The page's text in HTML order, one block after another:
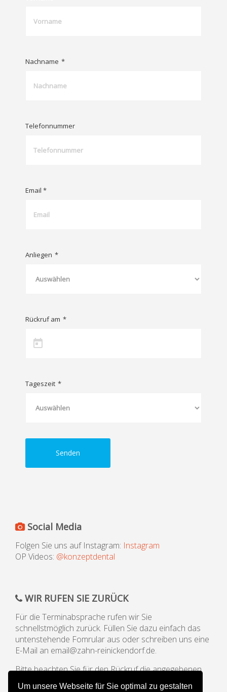
Um unsere Webseite für Sie optimal zu gestalten
Nachname *
Telefonnummer
Email *
Anliegen *
Rückruf am *
Tageszeit *
Senden
Social Media
Folgen Sie uns auf Instagram: Instagram
OP Videos: @konzeptdental
WIR RUFEN SIE ZURÜCK
Für die Terminabsprache rufen wir Sie
schnellstmöglich zurück. Füllen Sie dazu einfach das
untenstehende Fomrular aus oder schreiben uns eine
E-Mail an email@zahn-reinickendorf.de.
Bitte beachten Sie für den Rückruf die angegebenen
Öffnungszeiten unserer Praxis.